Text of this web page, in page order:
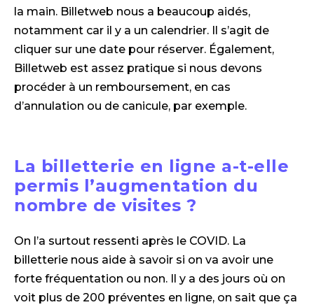
la main. Billetweb nous a beaucoup aidés,
notamment car il y a un calendrier. Il s’agit de
cliquer sur une date pour réserver. Également,
Billetweb est assez pratique si nous devons
procéder à un remboursement, en cas
d’annulation ou de canicule, par exemple.
La billetterie en ligne a-t-elle
permis l’augmentation du
nombre de visites ?
On l’a surtout ressenti après le COVID. La
billetterie nous aide à savoir si on va avoir une
forte fréquentation ou non. Il y a des jours où on
voit plus de 200 préventes en ligne, on sait que ça